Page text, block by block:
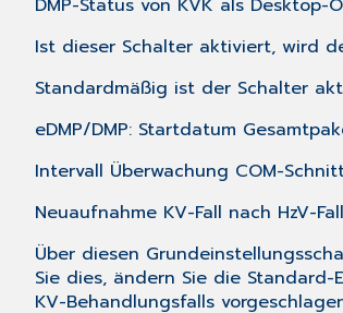
DMP-Status von KVK als Desktop-
Ist dieser Schalter aktiviert, wird
Standardmäßig ist der Schalter
eDMP/DMP: Startdatum
Intervall Überwachung COM-
Neuaufnahme KV-Fall nach HzV-
Über diesen
Sie dies, ändern Sie die
KV-Behandlungsfalls